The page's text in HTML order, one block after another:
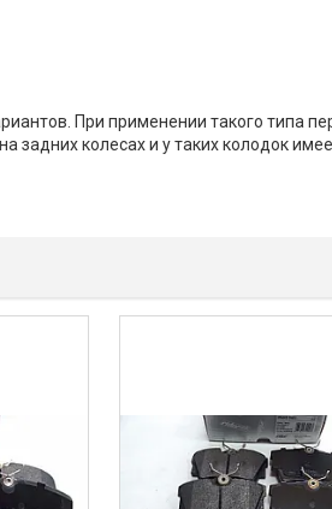
При применении такого типа
задних колесах и у таких колодок